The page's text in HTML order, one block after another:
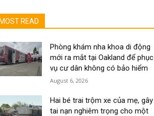
MOST READ
Phòng khám nha khoa di động
mới ra mắt tại Oakland để phục
vụ cư dân không có bảo hiểm
August 6, 2026
Hai bé trai trộm xe của mẹ, gây
tai nạn nghiêm trọng cho một